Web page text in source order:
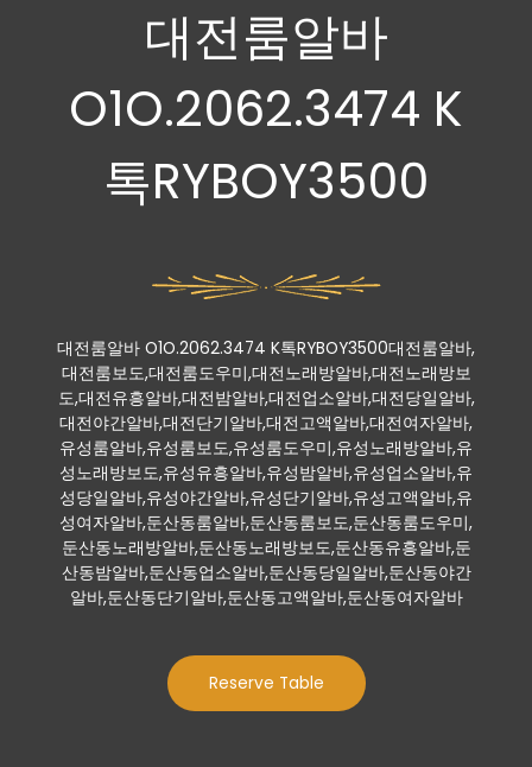
대전룸알바
O1O.2062.3474 K
톡RYBOY3500
대전룸알바 O1O.2062.3474 K톡RYBOY3500대전룸알바,
대전룸보도,대전룸도우미,대전노래방알바,대전노래방보
도,대전유흥알바,대전밤알바,대전업소알바,대전당일알바,
대전야간알바,대전단기알바,대전고액알바,대전여자알바,
유성룸알바,유성룸보도,유성룸도우미,유성노래방알바,유
성노래방보도,유성유흥알바,유성밤알바,유성업소알바,유
성당일알바,유성야간알바,유성단기알바,유성고액알바,유
성여자알바,둔산동룸알바,둔산동룸보도,둔산동룸도우미,
둔산동노래방알바,둔산동노래방보도,둔산동유흥알바,둔
산동밤알바,둔산동업소알바,둔산동당일알바,둔산동야간
알바,둔산동단기알바,둔산동고액알바,둔산동여자알바
Reserve Table